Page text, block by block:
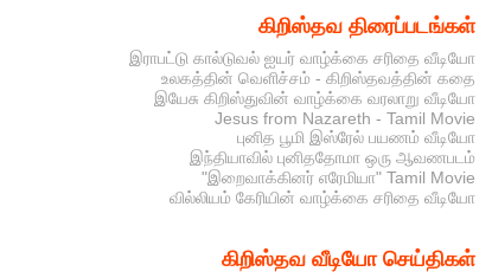
கிறிஸ்தவ திரைப்படங்கள்
இராபட்டு கால்டுவல் ஐயர் வாழ்க்கை சரிதை வீடியோ
உலகத்தின் வெளிச்சம் - கிறிஸ்தவத்தின் கதை
இயேசு கிறிஸ்துவின் வாழ்க்கை வரலாறு வீடியோ
Jesus from Nazareth - Tamil Movie
புனித பூமி இஸ்ரேல் பயணம் வீடியோ
இந்தியாவில் புனிததோமா ஒரு ஆவணபடம்
"இறைவாக்கினர் எரேமியா" Tamil Movie
வில்லியம் கேரியின் வாழ்க்கை சரிதை வீடியோ
கிறிஸ்தவ வீடியோ செய்திகள்